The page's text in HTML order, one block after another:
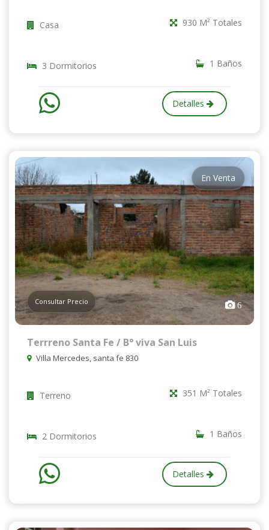
Casa 930 M² Totales
3 Dormitorios 1 Baños
Detalles
En Venta
Consultar Precio 6
Terrreno Santa Fe / B° viva San Luis
Villa Mercedes, santa fe 830
Terreno 351 M² Totales
2 Dormitorios 1 Baños
Detalles